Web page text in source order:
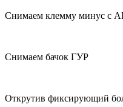
Снимаем клемму минус с
Снимаем бачок ГУР
Открутив фиксирующий